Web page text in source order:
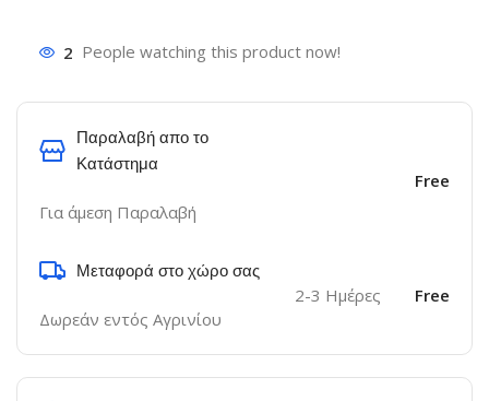
2 People watching this product now!
Παραλαβή απο το
Κατάστημα
Για άμεση Παραλαβή
Free
Μεταφορά στο χώρο σας
Δωρεάν εντός Αγρινίου
2-3 Ημέρες Free